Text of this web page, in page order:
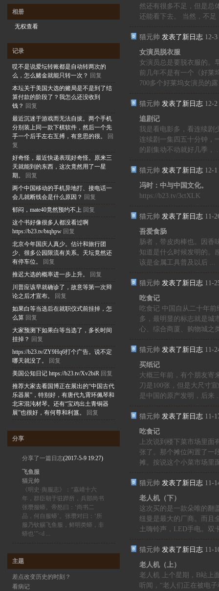
相册
无权查看
记录
哎不是说爱坛转账都是自动转两次的
么，怎么赌金就能只转一次？ 回复
本坛关于美国大选的赌局是不是到了结
算付款的阶段了？我怎么还没收到
钱？ 回复
最近沉迷于游戏而无法自拔。两个手机
分别装上同一款下棋软件，然后一个先
手一个后手左右互搏，有意思的很。
回
复
好奇怪，最近快递表现好奇怪。原来三
天就能到的东西，这次竟然用了一星
期。
回复
两个中国移动的手机异地打、接电话一
会儿就断线会是什么原因？ 回复
郁闷，mate40竟然预约不上 回复
这个书好像很多人都没看过啊
https://b23.tv/btqhpw 回复
北京今年国庆人真少。估计和旅行团
少、很多公园限流有关系。天坛竟然还
有停车位。
回复
推迟大选的概率进一步上升。
回复
川普应该早就确诊了，故意等第一次辩
论之后才宣布。
回复
如果白等当选后在就职仪式前挂掉，怎
么算 回复
大家预测下如果白等当选了，多长时间
挂掉？ 回复
https://b23.tv/ZY9Hq6打个广告。说不定
哪天就没了。
回复
美国公知日记 https://b23.tv/Xv2biR 回复
推荐大家去看国博正在展出的“中国古代
乐器展”，特别好，有唐代九霄环佩琴和
北宋混沌材琴。还有“宝鸡出土青铜器
展”也很好，有何尊和利簋。
回复
分享
分享了一篇日志(2017-5-9 19:27)
飞鱼服
猫元帅
《明史·舆服志》：“嘉靖十六
年，群臣朝于驻跸所，兵部尚书
张瓒服蟒。帝怒曰：‘尚书二
品，何自服蟒’。张瓒对曰：‘所
服乃钦赐飞鱼服，鲜明类蟒，非
蟒也’”<d ...
主题
差点改变历史的时刻？
看病记
然还有很多不足，但是总
还能看下去。 当然，不足
猫元帅 发表了新日志 12-
女演员脱衣服
女演员总是要脱衣服的。
前几年不是有一个《好莱
700多个好莱坞女演员的
猫元帅 发表了新日志 12-
追剧记
我是看电影多，看连续剧
连续剧一集四五十分钟，
的剧集动不动就好几季，
猫元帅 发表了新日志 12-
冯时：中与中国文化。
https://b23.tv/3ctXLK
猫元帅 发表了新日志 11-
吾爱食肠
肠者，带皮肉棒也。因香
知道是什么时候发明的。
该是金属工具普及以后 ...
猫元帅 发表了新日志 11-
吃食记
吃食记 中国自从二十年
多，最明显的标志就是城
心、综合商厦、购物城之
猫元帅 发表了新日志 11-
买纸记
大概三年前，有个朋友寄
刀是100张，但是大尺寸
是中国的原产发明，后来
猫元帅 发表了新日志 11-
吃食记
上次说到楼下菜市场里
张了。那个摊位闲置了一
摊。按说这个小菜市场里
猫元帅 发表了新日志 11-
老人机（下）
这次买的是一款朵唯的翻
纽曼是最大的厂商。而且
土嗨铃声，LED手电。双
猫元帅 发表了新日志 11-
老人机（上）
老人机 上个星期，B站上
听闻，“老人们正在被电